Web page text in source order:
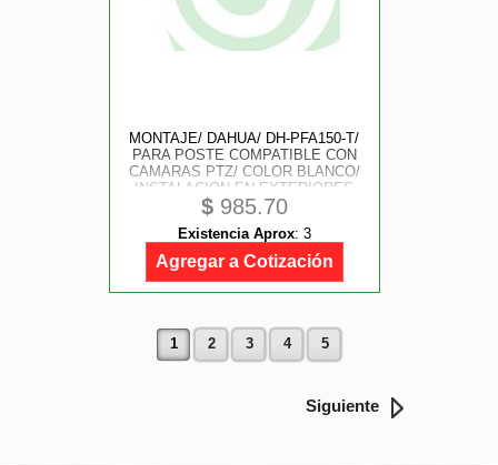
MONTAJE/ DAHUA/ DH-PFA150-T/
PARA POSTE COMPATIBLE CON
CAMARAS PTZ/ COLOR BLANCO/
INSTALACION EN EXTERIORES
$ 985.70
Existencia Aprox: 3
Agregar a Cotización
1 2 3 4 5
Siguiente